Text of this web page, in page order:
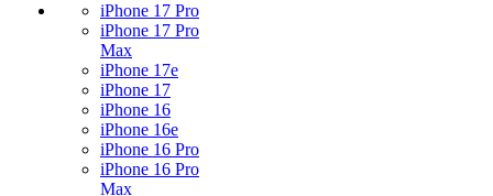
iPhone 17 Pro
iPhone 17 Pro
Max
iPhone 17e
iPhone 17
iPhone 16
iPhone 16e
iPhone 16 Pro
iPhone 16 Pro
Max